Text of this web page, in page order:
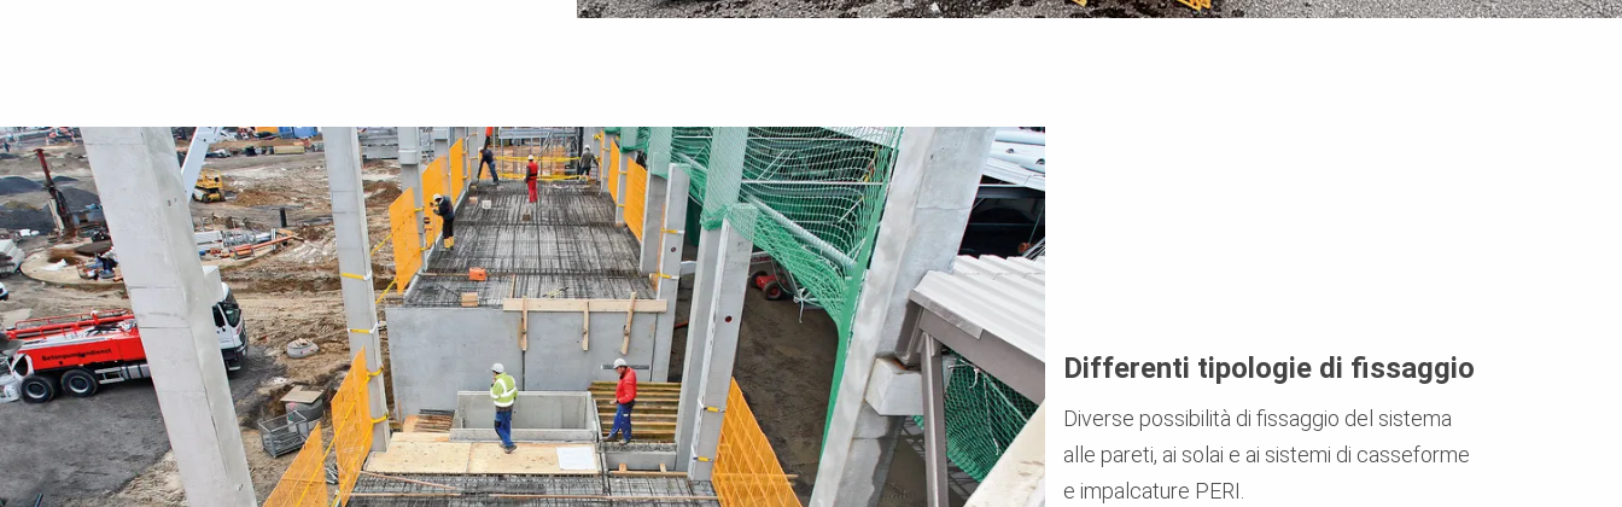
Differenti tipologie di fissaggio
Diverse possibilità di fissaggio del sistema
alle pareti, ai solai e ai sistemi di casseforme
e impalcature PERI.